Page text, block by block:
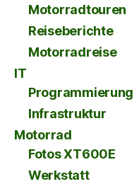
Motorradtouren
Reiseberichte
Motorradreise
IT
Programmierung
Infrastruktur
Motorrad
Fotos XT600E
Werkstatt